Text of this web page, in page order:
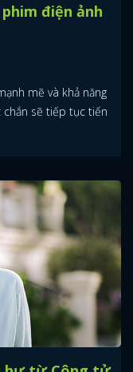
điện ảnh
mẽ và khả năng
chắn sẽ tiếp tục tiến